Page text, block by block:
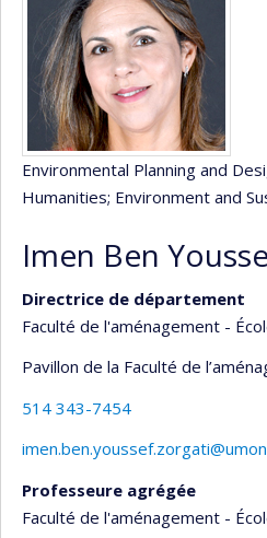
Environmental Planning and
Humanities; Environment and
Imen Ben
Directrice de département
Faculté de l'aménagement -
Pavillon de la Faculté de
514 343-7454
Professeure agrégée
Faculté de l'aménagement -